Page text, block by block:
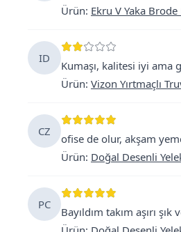
Ürün: Ekru V Yaka
ID
Kumaşı, kalitesi iyi ama
Ürün: Vizon Yırtmaçlı
CZ
ofise de olur, akşam
Ürün: Doğal Desenli
PC
Bayıldım takım aşırı